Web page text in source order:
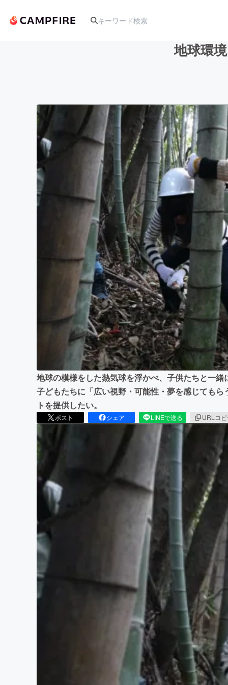
アート・写真
テクノロジー・ガジェット
映像・映画
ビジネス・起業
まちづくり・地域活性化
地球環
地球の模様をした熱気球を浮かべ、子供たちと一
子どもたちに「広い視野・可能性・夢を感じても
トを提供したい。
ポスト シェア LINEで送る URLコ